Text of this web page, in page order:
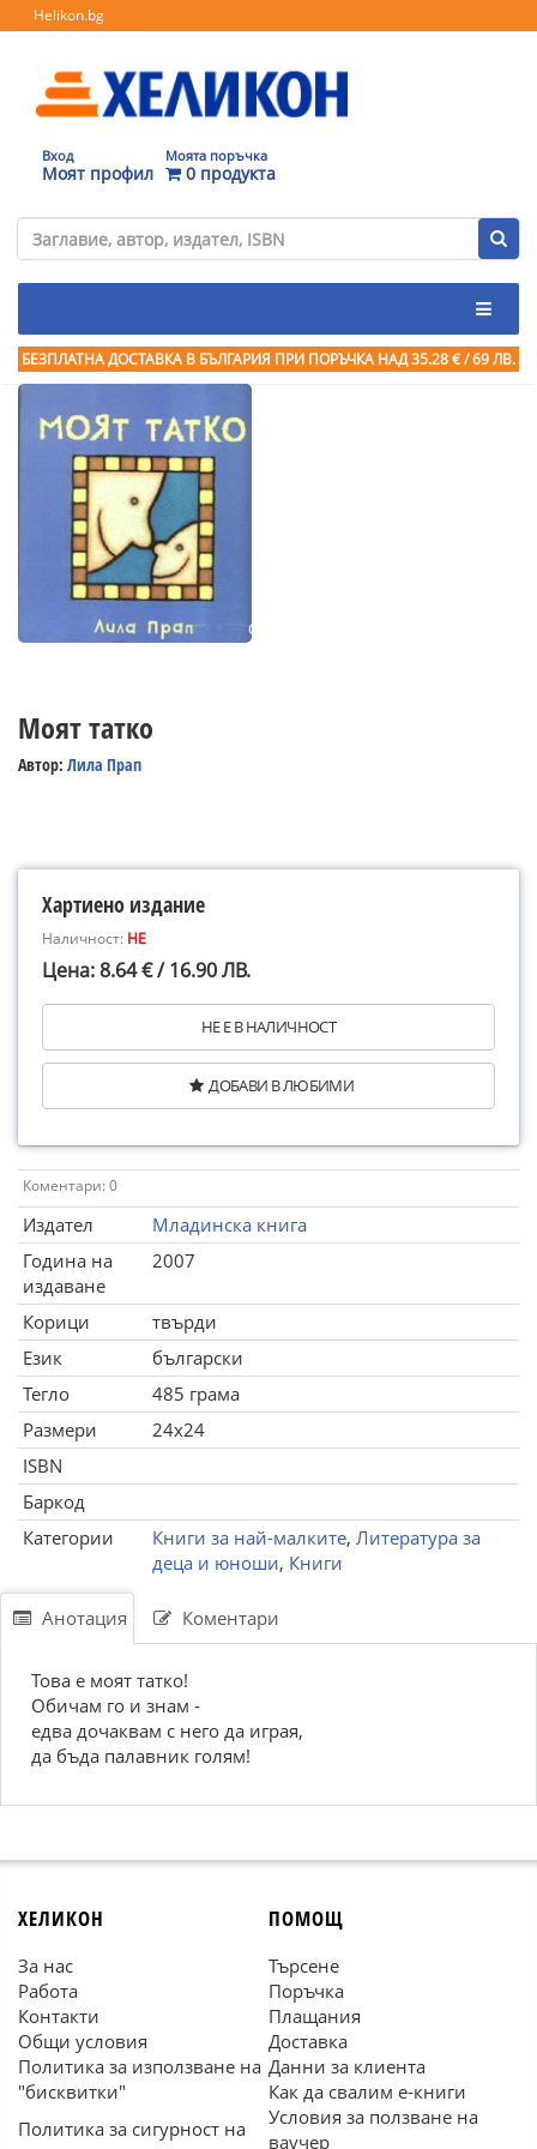
Helikon.bg
Вход
Моят профил
Моята поръчка
0 продукта
БЕЗПЛАТНА ДОСТАВКА В БЪЛГАРИЯ ПРИ ПОРЪЧКА НАД 35.28 € / 69 ЛВ.
Моят татко
Автор: Лила Прап
Хартиено издание
Наличност: НЕ
Цена: 8.64 € / 16.90 ЛВ.
НЕ Е В НАЛИЧНОСТ
ДОБАВИ В ЛЮБИМИ
Коментари: 0
Издател
Младинска книга
Година на
издаване
2007
Корици
твърди
Език
български
Тегло
485 грама
Размери
24x24
ISBN
Баркод
Категории
Книги за най-малките, Литература за
деца и юноши, Книги
Анотация Коментари
Това е моят татко!
Обичам го и знам -
едва дочаквам с него да играя,
да бъда палавник голям!
ХЕЛИКОН
За нас
Работа
Контакти
Общи условия
Политика за използване на
"бисквитки"
Политика за сигурност на
ПОМОЩ
Търсене
Поръчка
Плащания
Доставка
Данни за клиента
Как да свалим е-книги
Условия за ползване на
ваучер